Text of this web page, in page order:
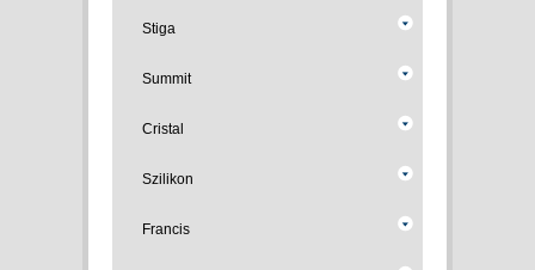
Stiga
Summit
Cristal
Szilikon
Francis